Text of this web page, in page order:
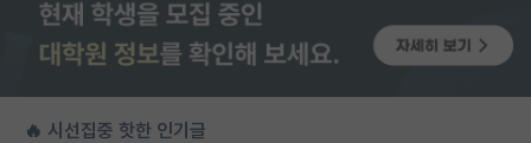
🔥 시선집중 핫한 인기글